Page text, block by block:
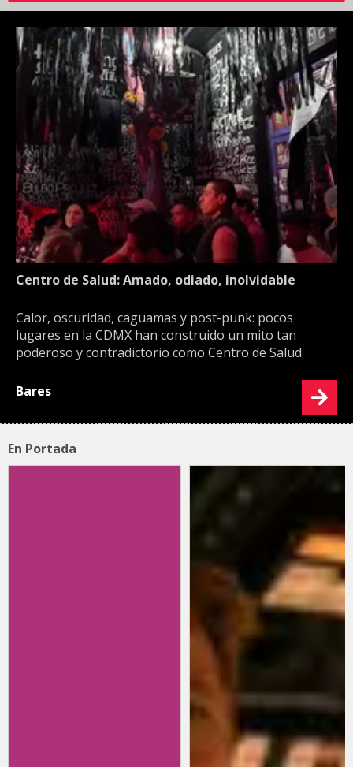
Centro de Salud: Amado, odiado, inolvidable
Calor, oscuridad, caguamas y post-punk: pocos
lugares en la CDMX han construido un mito tan
poderoso y contradictorio como Centro de Salud
Bares
En Portada